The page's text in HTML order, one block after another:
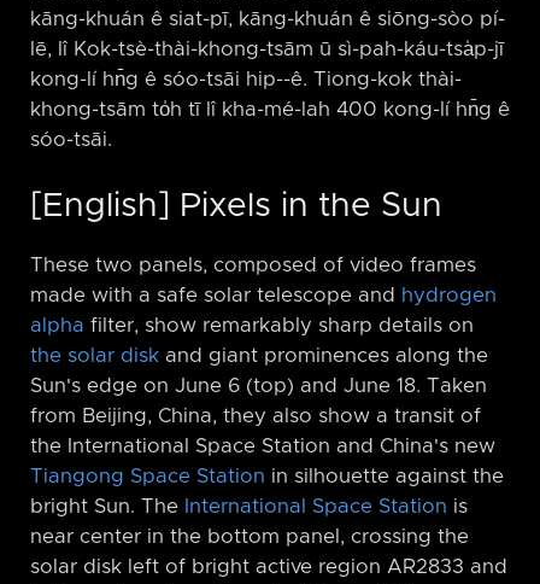
kāng-khuán ê siat-pī, kāng-khuán ê siōng-sòo pí-
lē, lî Kok-tsè-thài-khong-tsām ū sì-pah-káu-tsa̍p-jī
kong-lí hn̄g ê sóo-tsāi hip-⁠-ê. Tiong-kok thài-
khong-tsām to̍h tī lî kha-mé-lah 400 kong-lí hn̄g ê
sóo-tsāi.
[English] Pixels in the Sun
These two panels, composed of video frames
made with a safe solar telescope and
hydrogen
alpha filter, show remarkably sharp details on
the solar disk and giant prominences along the
Sun's edge on June 6 (top) and June 18. Taken
from Beijing, China, they also show a transit of
the International Space Station and China's new
Tiangong Space Station in silhouette against the
bright Sun. The
International Space Station is
near center in the bottom panel, crossing the
solar disk left of bright active region AR2833 and